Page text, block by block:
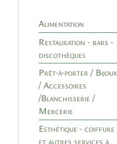
Alimentation
Restauration - bars -
discothèques
Prêt-à-porter / Bijoux
/ Accessoires
/Blanchisserie /
Mercerie
Esthétique - coiffure
et autres services à